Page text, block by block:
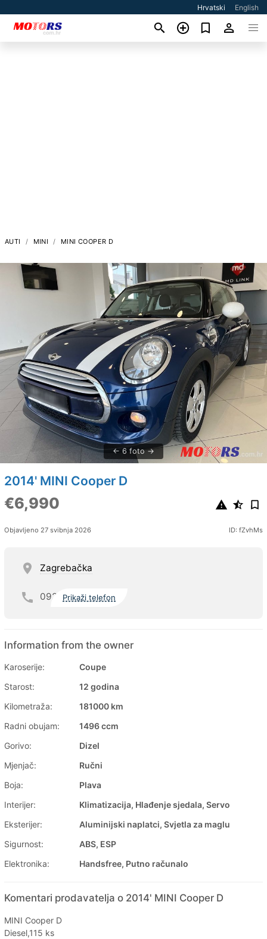
Hrvatski English
AUTI MINI MINI COOPER D
6 foto
2014' MINI Cooper D
€6,990
Objavljeno 27 svibnja 2026 ID: fZvhMs
Zagrebačka
092 Prikaži telefon
Information from the owner
Karoserije:
Coupe
Starost:
12 godina
Kilometraža:
181000 km
Radni obujam:
1496 ccm
Gorivo:
Dizel
Mjenjač:
Ručni
Boja:
Plava
Interijer:
Klimatizacija, Hlađenje sjedala, Servo
Eksterijer:
Aluminijski naplatci, Svjetla za maglu
Sigurnost:
ABS, ESP
Elektronika:
Handsfree, Putno računalo
Komentari prodavatelja o 2014' MINI Cooper D
MINI Cooper D
Diesel,115 ks